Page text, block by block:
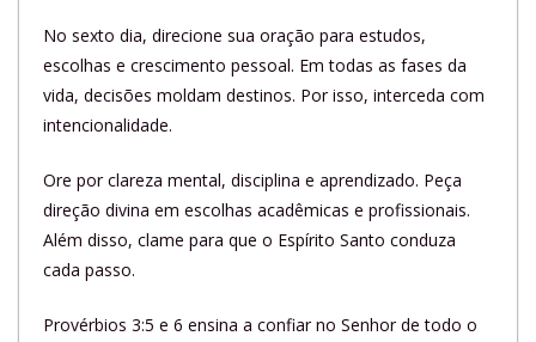
No sexto dia, direcione sua oração para estudos,
escolhas e crescimento pessoal. Em todas as fases da
vida, decisões moldam destinos. Por isso, interceda com
intencionalidade.
Ore por clareza mental, disciplina e aprendizado. Peça
direção divina em escolhas acadêmicas e profissionais.
Além disso, clame para que o Espírito Santo conduza
cada passo.
Provérbios 3:5 e 6 ensina a confiar no Senhor de todo o